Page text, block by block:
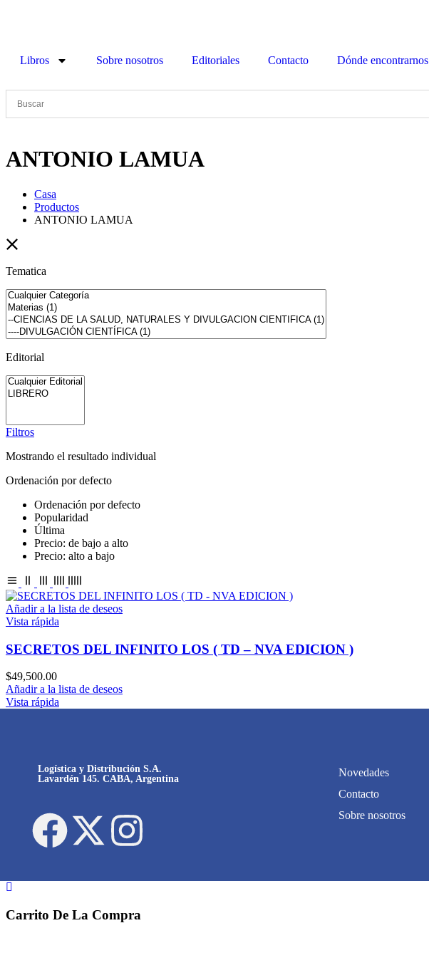
Libros Sobre nosotros Editoriales Contacto Dónde encontrarnos
ANTONIO LAMUA
Casa
Productos
ANTONIO LAMUA
Tematica
Editorial
Filtros
Mostrando el resultado individual
Ordenación por defecto
Ordenación por defecto
Popularidad
Última
Precio: de bajo a alto
Precio: alto a bajo
Añadir a la lista de deseos
Vista rápida
SECRETOS DEL INFINITO LOS ( TD – NVA EDICION )
$49,500.00
Añadir a la lista de deseos
Vista rápida
Logística y Distribución S.A.
Lavardén 145. CABA, Argentina
Novedades
Contacto
Sobre nosotros
Carrito De La Compra